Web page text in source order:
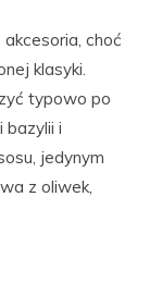
choć
klasyki.
typowo po
bazylii i
jedynym
z oliwek,